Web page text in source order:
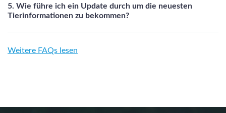
5. Wie führe ich ein Update durch um die neuesten
Tierinformationen zu bekommen?
Weitere FAQs lesen